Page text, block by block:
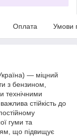
Оплата Умови
— міцний
з бензином,
технічними
стійкість до
гуми та
що підвищує